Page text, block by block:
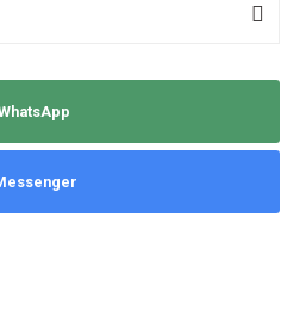
görüntülenemiyor.